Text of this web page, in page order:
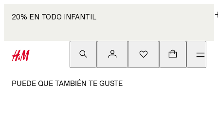
20% EN TODO INFANTIL
PUEDE QUE TAMBIÉN TE GUSTE